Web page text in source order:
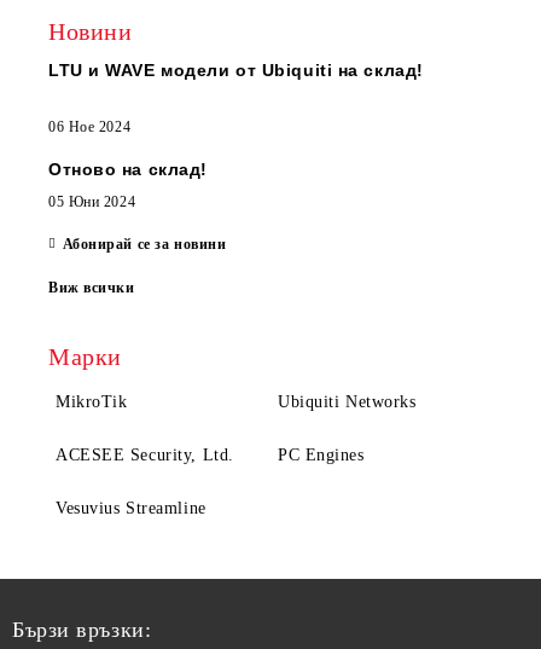
Новини
LTU и WAVE модели от Ubiquiti на склад!
06 Ное 2024
Отново на склад!
05 Юни 2024
Абонирай се за новини
Виж всички
Марки
MikroTik Ubiquiti Networks
ACESEE Security, Ltd. PC Engines
Vesuvius Streamline
Бързи връзки: